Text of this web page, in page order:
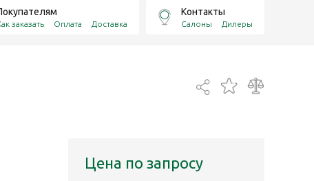
заказать Оплата Доставка
Контакты
Салоны Дилеры
Цена по запросу